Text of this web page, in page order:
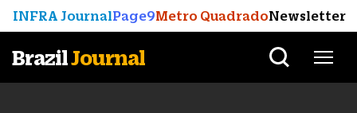
INFRA JournalPage9Metro QuadradoNewsletter
BrazilJournal